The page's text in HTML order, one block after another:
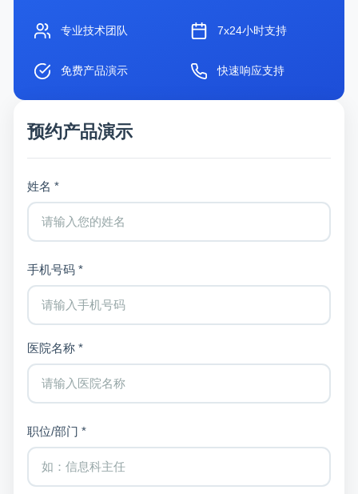
专业技术团队 7x24小时支持
免费产品演示 快速响应支持
预约产品演示
姓名 *
手机号码 *
医院名称 *
职位/部门 *